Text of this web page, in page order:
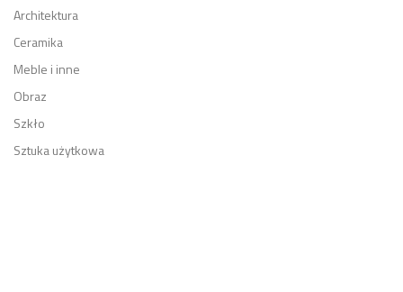
Architektura
Ceramika
Meble i inne
Obraz
Szkło
Sztuka użytkowa